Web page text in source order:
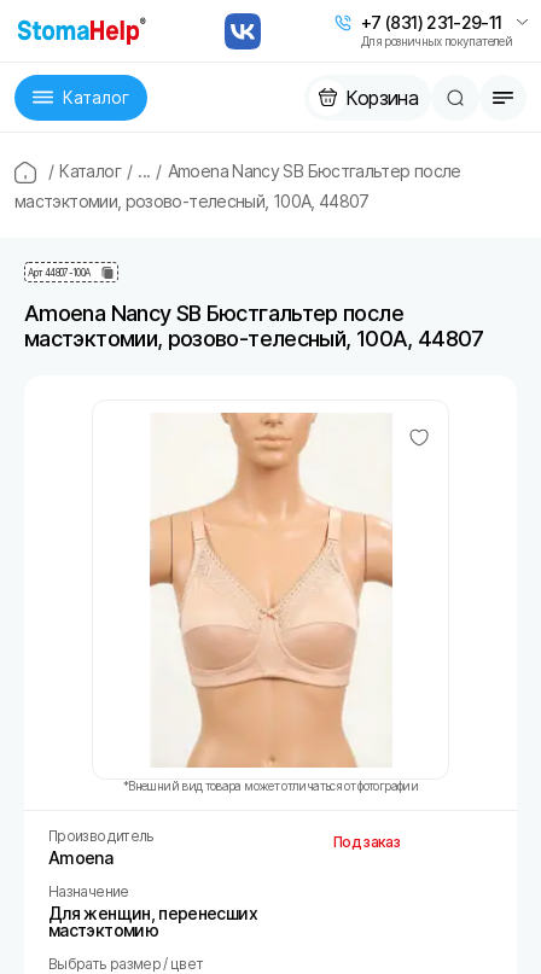
+7 (831) 231-29-11
Для розничных покупателей
Каталог Корзина
/ Каталог / ... / Amoena Nancy SB Бюстгальтер после
мастэктомии, розово-телесный, 100A, 44807
Арт44807-100A
Amoena Nancy SB Бюстгальтер после
мастэктомии, розово-телесный, 100A, 44807
*Внешний вид товара может отличаться от фотографии
Производитель
Amoena
Назначение
Для женщин, перенесших
мастэктомию
Выбрать размер / цвет
Под заказ